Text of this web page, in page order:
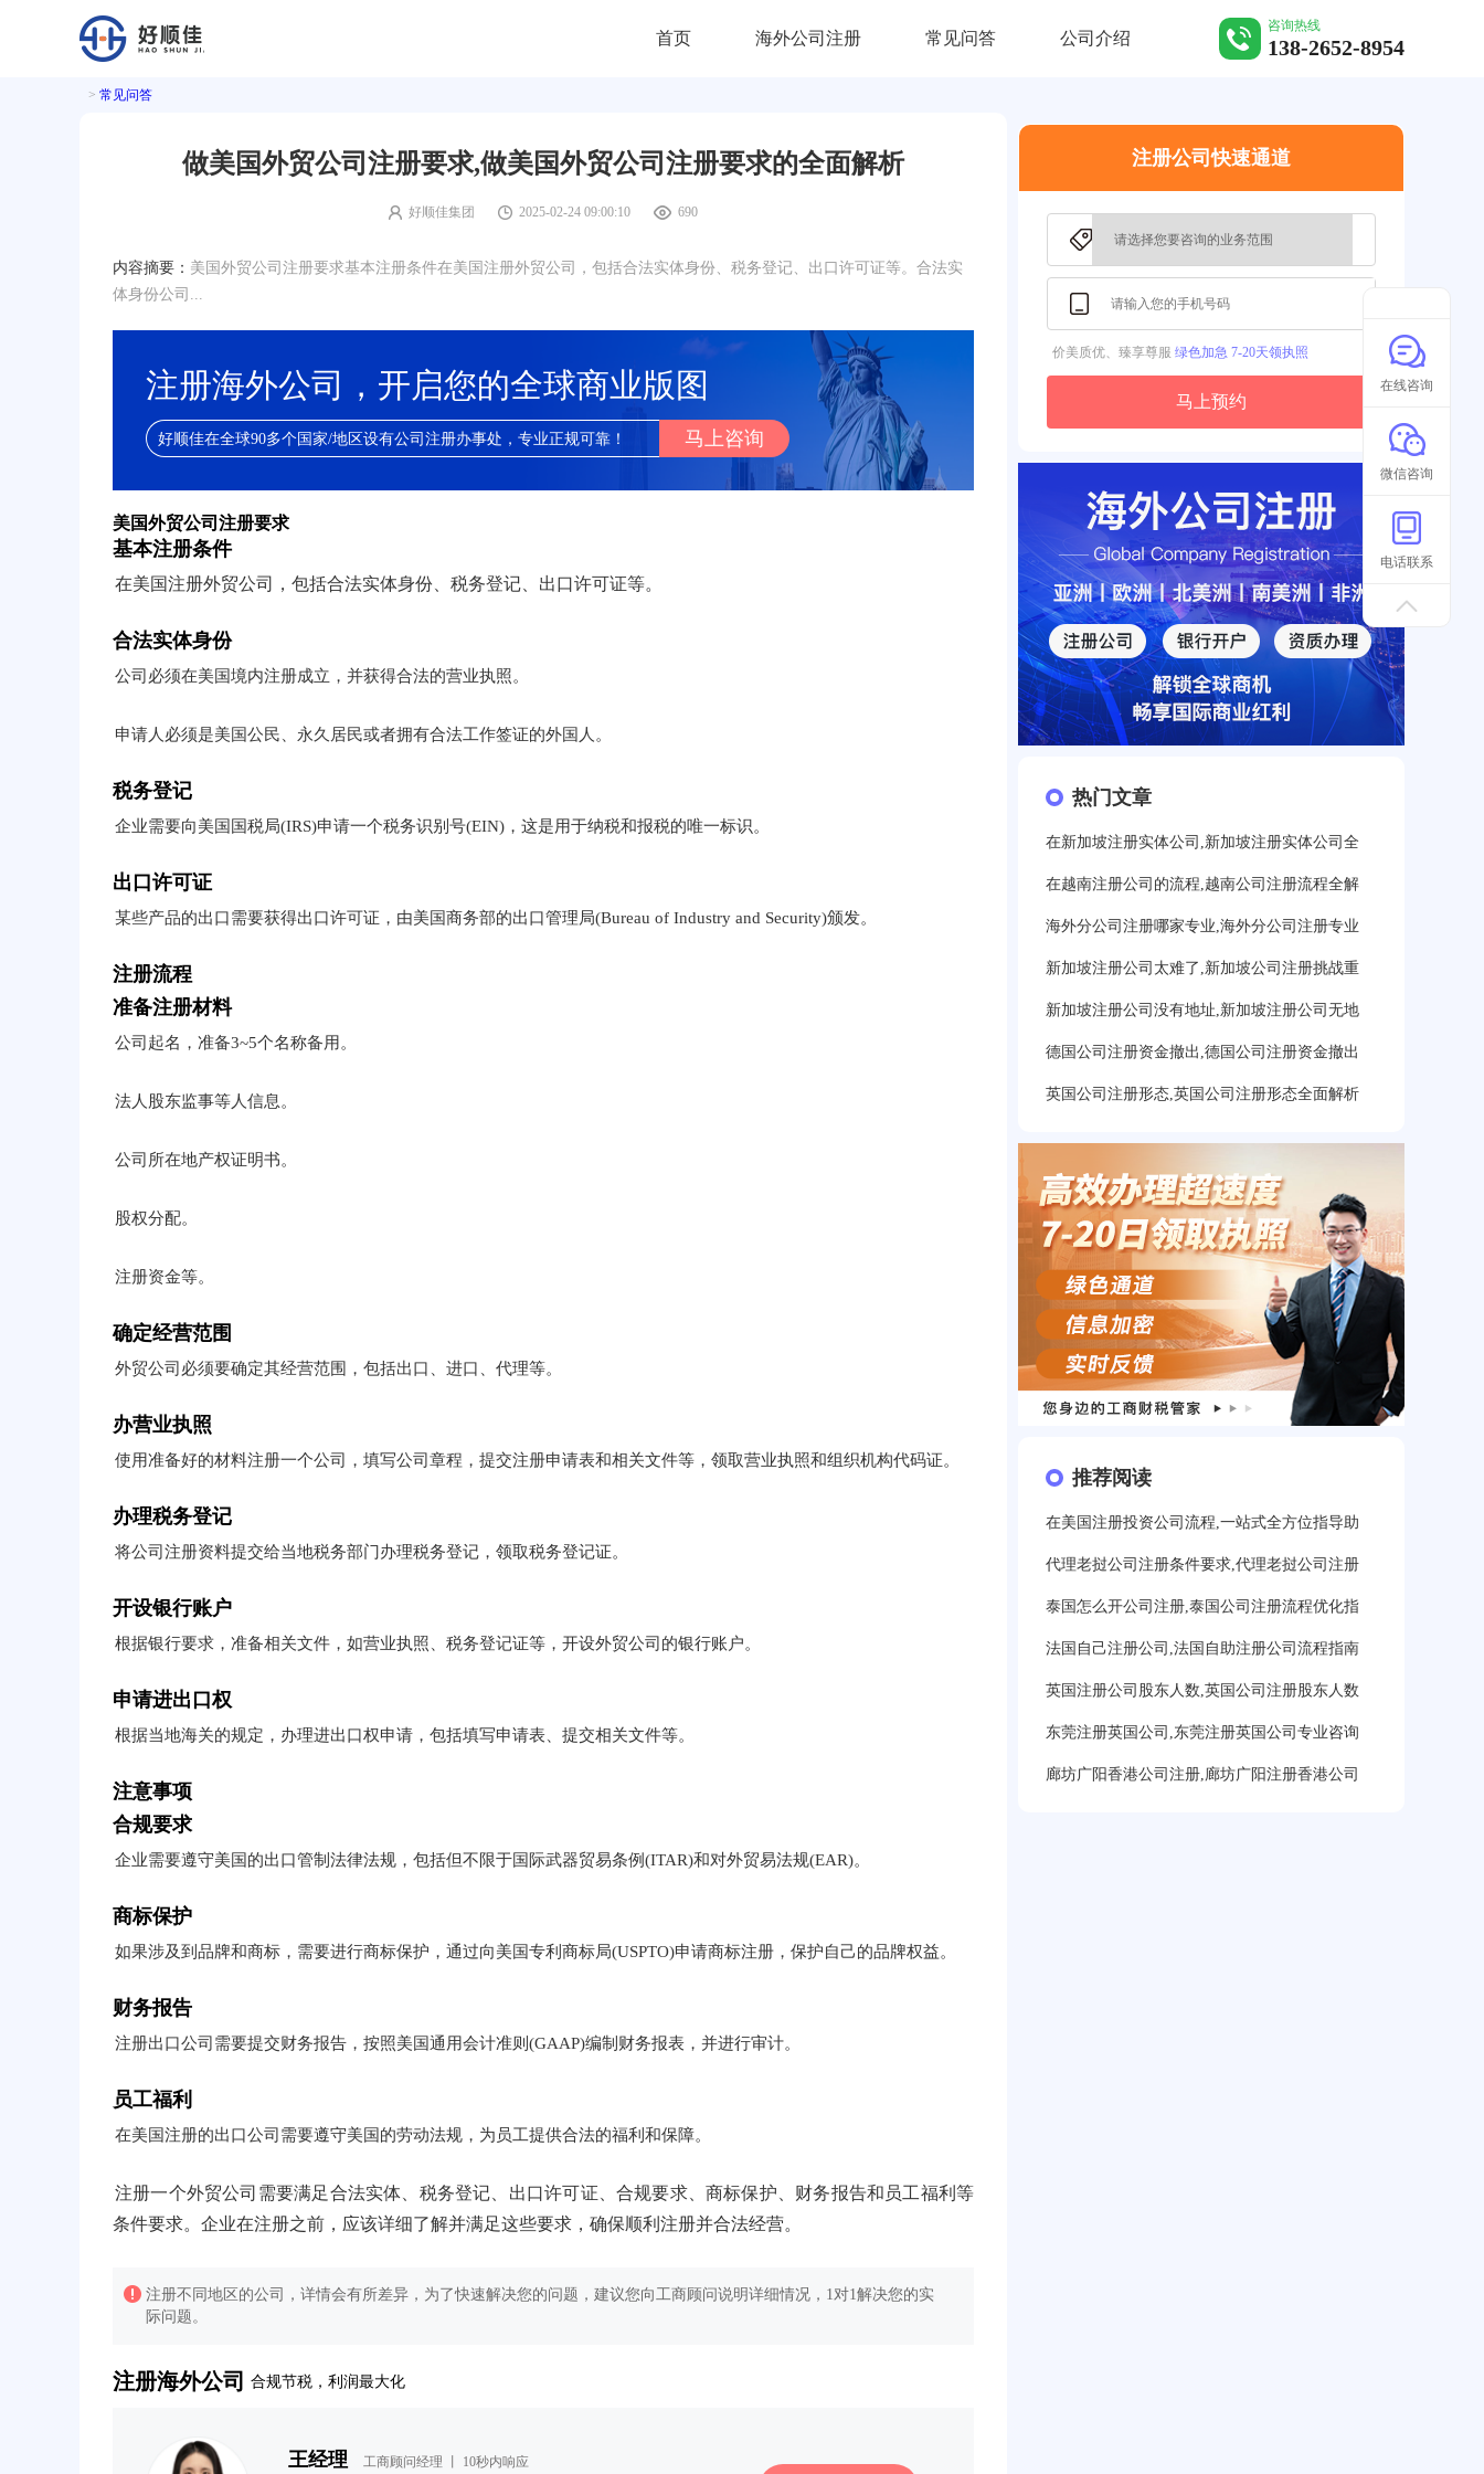
首页 海外公司注册 常见问答 公司介绍
咨询热线
138-2652-8954
> 常见问答
做美国外贸公司注册要求,做美国外贸公司注册要求的全面解析
好顺佳集团 2025-02-24 09:00:10 690
内容摘要： 美国外贸公司注册要求基本注册条件在美国注册外贸公司，包括合法实体身份、税务登记、出口许可证等。合法实
体身份公司...
注册海外公司，开启您的全球商业版图
好顺佳在全球90多个国家/地区设有公司注册办事处，专业正规可靠！ 马上咨询
美国外贸公司注册要求
基本注册条件
在美国注册外贸公司，包括合法实体身份、税务登记、出口许可证等。
合法实体身份
公司必须在美国境内注册成立，并获得合法的营业执照。
申请人必须是美国公民、永久居民或者拥有合法工作签证的外国人。
税务登记
企业需要向美国国税局(IRS)申请一个税务识别号(EIN)，这是用于纳税和报税的唯一标识。
出口许可证
某些产品的出口需要获得出口许可证，由美国商务部的出口管理局(Bureau of Industry and Security)颁发。
注册流程
准备注册材料
公司起名，准备3~5个名称备用。
法人股东监事等人信息。
公司所在地产权证明书。
股权分配。
注册资金等。
确定经营范围
外贸公司必须要确定其经营范围，包括出口、进口、代理等。
办营业执照
使用准备好的材料注册一个公司，填写公司章程，提交注册申请表和相关文件等，领取营业执照和组织机构代码证。
办理税务登记
将公司注册资料提交给当地税务部门办理税务登记，领取税务登记证。
开设银行账户
根据银行要求，准备相关文件，如营业执照、税务登记证等，开设外贸公司的银行账户。
申请进出口权
根据当地海关的规定，办理进出口权申请，包括填写申请表、提交相关文件等。
注意事项
合规要求
企业需要遵守美国的出口管制法律法规，包括但不限于国际武器贸易条例(ITAR)和对外贸易法规(EAR)。
商标保护
如果涉及到品牌和商标，需要进行商标保护，通过向美国专利商标局(USPTO)申请商标注册，保护自己的品牌权益。
财务报告
注册出口公司需要提交财务报告，按照美国通用会计准则(GAAP)编制财务报表，并进行审计。
员工福利
在美国注册的出口公司需要遵守美国的劳动法规，为员工提供合法的福利和保障。
注册一个外贸公司需要满足合法实体、税务登记、出口许可证、合规要求、商标保护、财务报告和员工福利等
条件要求。企业在注册之前，应该详细了解并满足这些要求，确保顺利注册并合法经营。
注册不同地区的公司，详情会有所差异，为了快速解决您的问题，建议您向工商顾问说明详细情况，1对1解决您的实
际问题。
注册海外公司 合规节税，利润最大化
王经理 工商顾问经理 丨 10秒内响应
注册公司快速通道
价美质优、臻享尊服 绿色加急 7-20天领执照
马上预约
热门文章
在新加坡注册实体公司,新加坡注册实体公司全
在越南注册公司的流程,越南公司注册流程全解
海外分公司注册哪家专业,海外分公司注册专业
新加坡注册公司太难了,新加坡公司注册挑战重
新加坡注册公司没有地址,新加坡注册公司无地
德国公司注册资金撤出,德国公司注册资金撤出
英国公司注册形态,英国公司注册形态全面解析
推荐阅读
在美国注册投资公司流程,一站式全方位指导助
代理老挝公司注册条件要求,代理老挝公司注册
泰国怎么开公司注册,泰国公司注册流程优化指
法国自己注册公司,法国自助注册公司流程指南
英国注册公司股东人数,英国公司注册股东人数
东莞注册英国公司,东莞注册英国公司专业咨询
廊坊广阳香港公司注册,廊坊广阳注册香港公司
在线咨询
微信咨询
电话联系